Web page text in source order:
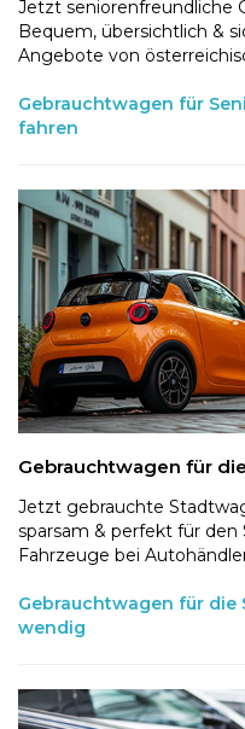
Jetzt seniorenfreundliche
Bequem, übersichtlich &
Angebote von
Gebrauchtwagen für
fahren
Gebrauchtwagen für
Jetzt gebrauchte
sparsam & perfekt für
Fahrzeuge bei
Gebrauchtwagen für
wendig